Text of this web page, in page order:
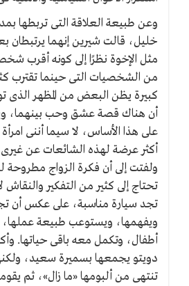
وعن طبيعة العلاقة التى تربطها
خليل، قالت شيرين إنهما يرتبطان
مثل الإخوة نظرًا إلى كونه أقرب
من الشخصيات التى حينما تقترب
كبيرة يظن البعض من المظهر الذى
أن هناك قصة عشق وحب بينهما،
على هذا الأساس، لا سيما أننى
أكثر عرضة لهذه الشائعات عن
ولفتت إلى أن فكرة الزواج مطروحة
تحتاج إلى كثير من التفكير
تجد سيارة مناسبة، على عكس أن
أطفال، وتكمل معه باقى حياتها.
دويتو يجمعها بسميرة سعيد،
تنتهى من ألبومها «ما زال»، ثم